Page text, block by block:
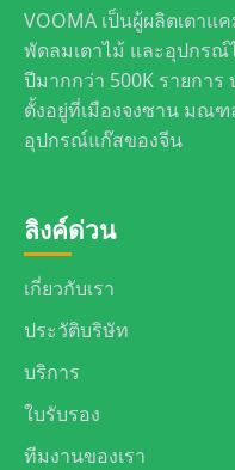
VOOMA เป็นผู้ผลิตเตา
พัดลมเตาไม้ และอุปกรณ์
ปีมากกว่า 500K รายการ
ตั้งอยู่ที่เมืองจงซาน มณ
อุปกรณ์แก๊สของจีน
ลิงค์ด่วน
เกี่ยวกับเรา
ประวัติบริษัท
บริการ
ใบรับรอง
ทีมงานของเรา